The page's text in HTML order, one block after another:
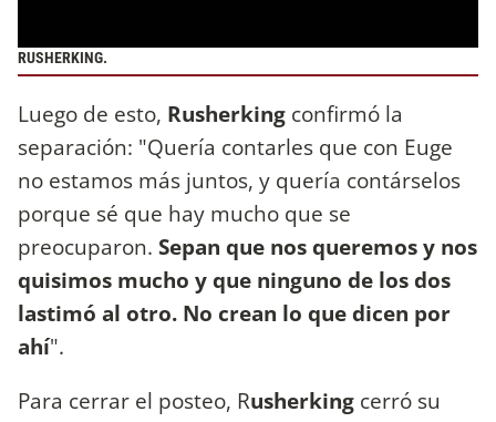
RUSHERKING.
Luego de esto, Rusherking confirmó la
separación: "Quería contarles que con Euge
no estamos más juntos, y quería contárselos
porque sé que hay mucho que se
preocuparon. Sepan que nos queremos y nos
quisimos mucho y que ninguno de los dos
lastimó al otro. No crean lo que dicen por
ahí".
Para cerrar el posteo, Rusherking cerró su